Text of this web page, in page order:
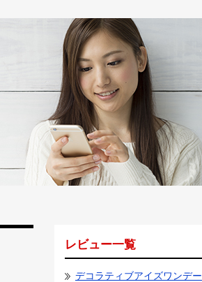
レビュー一覧
デコラティブアイズワンデー